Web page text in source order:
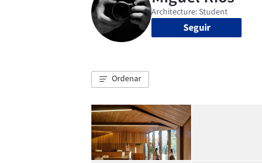
Seguir
Ordenar